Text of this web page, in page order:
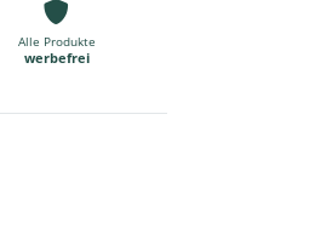
Alle Produkte
werbefrei